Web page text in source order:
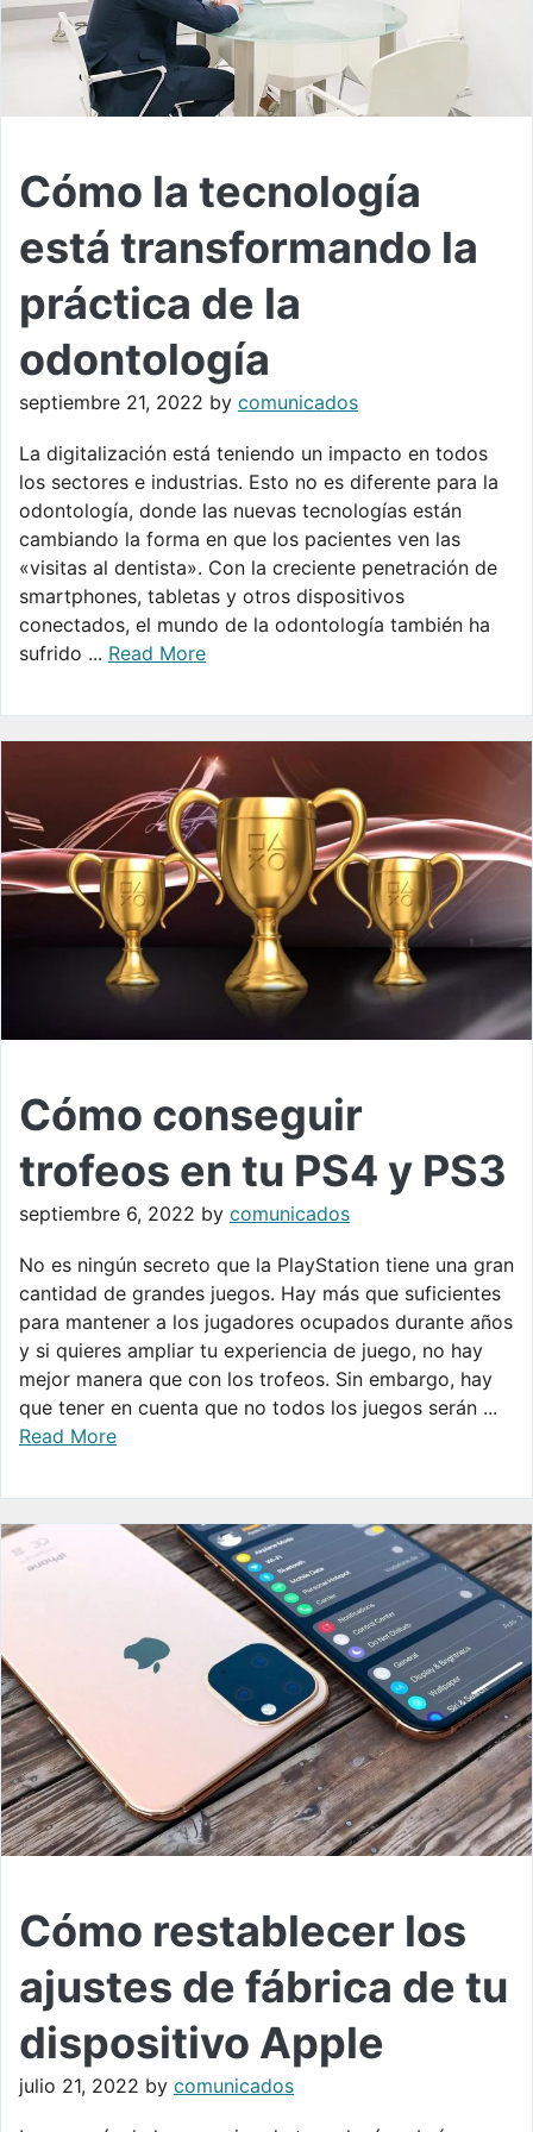
Cómo la tecnología
está transformando la
práctica de la
odontología
septiembre 21, 2022 by comunicados
La digitalización está teniendo un impacto en todos
los sectores e industrias. Esto no es diferente para la
odontología, donde las nuevas tecnologías están
cambiando la forma en que los pacientes ven las
«visitas al dentista». Con la creciente penetración de
smartphones, tabletas y otros dispositivos
conectados, el mundo de la odontología también ha
sufrido ... Read More
Cómo conseguir
trofeos en tu PS4 y PS3
septiembre 6, 2022 by comunicados
No es ningún secreto que la PlayStation tiene una gran
cantidad de grandes juegos. Hay más que suficientes
para mantener a los jugadores ocupados durante años
y si quieres ampliar tu experiencia de juego, no hay
mejor manera que con los trofeos. Sin embargo, hay
que tener en cuenta que no todos los juegos serán ...
Read More
Cómo restablecer los
ajustes de fábrica de tu
dispositivo Apple
julio 21, 2022 by comunicados